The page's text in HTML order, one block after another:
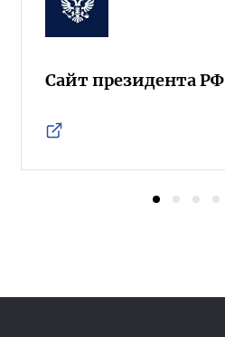
Сайт президента РФ